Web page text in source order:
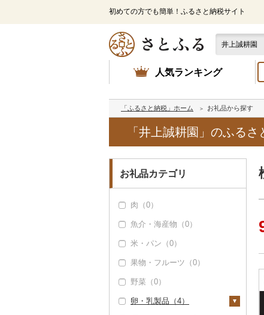
初めての方でも簡単！ふるさと納税サイト
人気ランキング
「ふるさと納税」ホーム お礼品から探す
「井上誠耕園」のふる
お礼品カテゴリ
肉（0）
魚介・海産物（0）
米・パン（0）
果物・フルーツ（0）
野菜（0）
卵・乳製品（4）